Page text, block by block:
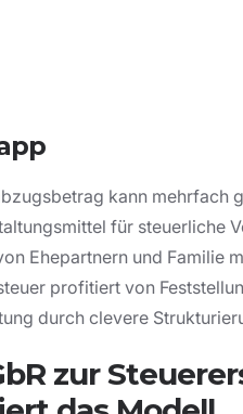
kann mehrfach
für steuerliche
Ehepartnern und Familie
profitiert von
durch clevere
zur